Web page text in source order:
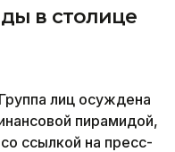
в столице
лиц осуждена
пирамидой,
ссылкой на пресс-